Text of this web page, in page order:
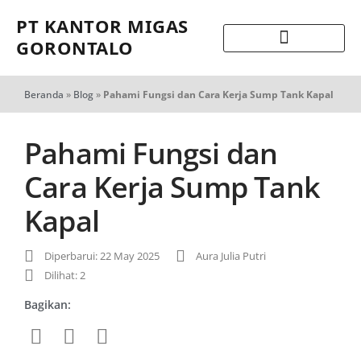
PT KANTOR MIGAS
GORONTALO
Beranda » Blog» Pahami Fungsi dan Cara Kerja Sump Tank Kapal
Pahami Fungsi dan
Cara Kerja Sump Tank
Kapal
Diperbarui: 22 May 2025
Aura Julia Putri
Dilihat: 2
Bagikan: